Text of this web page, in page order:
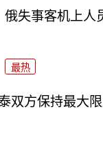
俄失事客机上人
最热
双方保持最大